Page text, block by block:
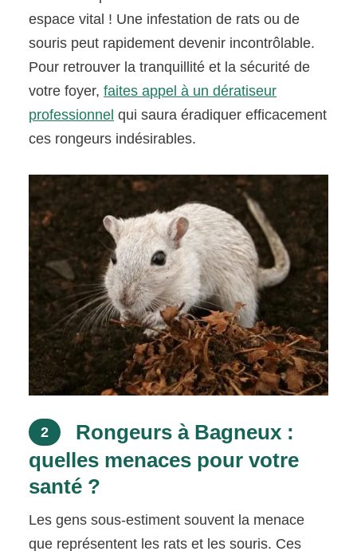
espace vital ! Une infestation de rats ou de
souris peut rapidement devenir incontrôlable.
Pour retrouver la tranquillité et la sécurité de
votre foyer,faites appel à un dératiseur
professionnel qui saura éradiquer efficacement
ces rongeurs indésirables.
2
Rongeurs à Bagneux :
quelles menaces pour votre
santé ?
Les gens sous-estiment souvent la menace
que représentent les rats et les souris. Ces